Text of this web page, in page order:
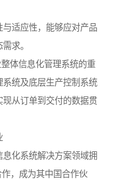
与适应性，能够应对产品
求。
体信息化管理系统的重
统及底层生产控制系统
从订单到交付的数据贯
化系统解决方案领域拥
，成为其中国合作伙